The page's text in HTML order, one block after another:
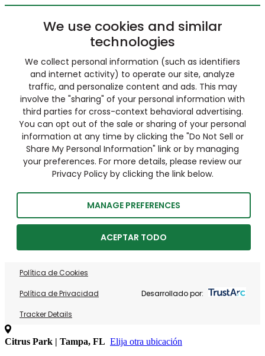
We use cookies and similar
technologies
We collect personal information (such as identifiers
and internet activity) to operate our site, analyze
traffic, and personalize content and ads. This may
involve the "sharing" of your personal information with
third parties for cross-context behavioral advertising.
You can opt out of the sale or sharing of your personal
information at any time by clicking the "Do Not Sell or
Share My Personal Information" link or by managing
your preferences. For more details, please review our
Privacy Policy by clicking the link below.
MANAGE PREFERENCES
ACEPTAR TODO
Política de Cookies
Política de Privacidad
Tracker Details
Desarrollado por:
Citrus Park | Tampa, FL Elija otra ubicación